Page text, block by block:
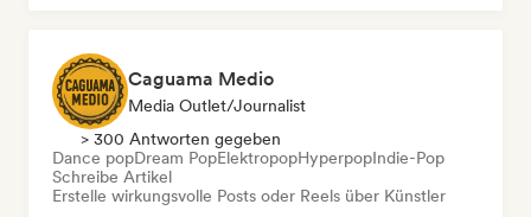
Caguama Medio
Media Outlet/Journalist
> 300 Antworten gegeben
Dance popDream PopElektropopHyperpopIndie-Pop
Schreibe Artikel
Erstelle wirkungsvolle Posts oder Reels über Künstler